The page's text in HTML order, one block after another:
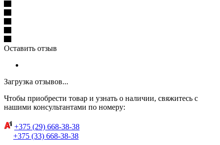
Оставить отзыв
Загрузка отзывов...
Чтобы приобрести товар и узнать о наличии, свяжитесь с
нашими консультантами по номеру:
+375 (29) 668-38-38
+375 (33) 668-38-38